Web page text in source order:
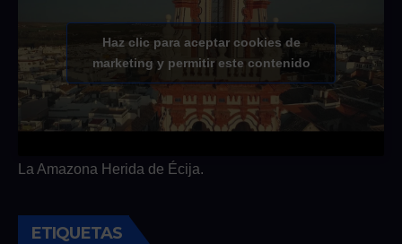
Haz clic para aceptar cookies de
marketing y permitir este contenido
La Amazona Herida de Écija.
ETIQUETAS